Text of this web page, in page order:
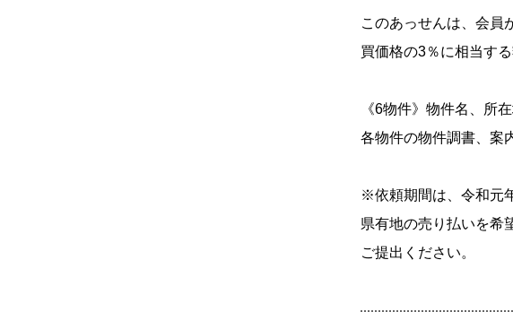
このあっせんは、会員
買価格の3％に相当す
《6物件》物件名、所
各物件の物件調書、案
※依頼期間は、令和元
県有地の売り払いを希
ご提出ください。